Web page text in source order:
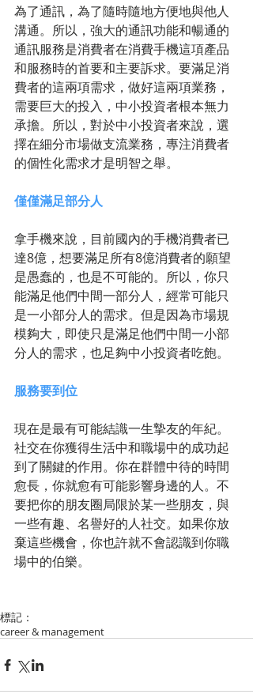
為了通訊，為了隨時隨地方便地與他人
溝通。所以，強大的通訊功能和暢通的
通訊服務是消費者在消費手機這項產品
和服務時的首要和主要訴求。要滿足消
費者的這兩項需求，做好這兩項業務，
需要巨大的投入，中小投資者根本無力
承擔。所以，對於中小投資者來說，選
擇在細分市場做支流業務，專注消費者
的個性化需求才是明智之舉。
僅僅滿足部分人
拿手機來說，目前國內的手機消費者已
達8億，想要滿足所有8億消費者的願望
是愚蠢的，也是不可能的。所以，你只
能滿足他們中間一部分人，經常可能只
是一小部分人的需求。但是因為市場規
模夠大，即使只是滿足他們中間一小部
分人的需求，也足夠中小投資者吃飽。
服務要到位
現在是最有可能結識一生摯友的年紀。
社交在你獲得生活中和職場中的成功起
到了關鍵的作用。你在群體中待的時間
愈長，你就愈有可能影響身邊的人。不
要把你的朋友圈局限於某一些朋友，與
一些有趣、名譽好的人社交。如果你放
棄這些機會，你也許就不會認識到你職
場中的伯樂。
標記：
career & management